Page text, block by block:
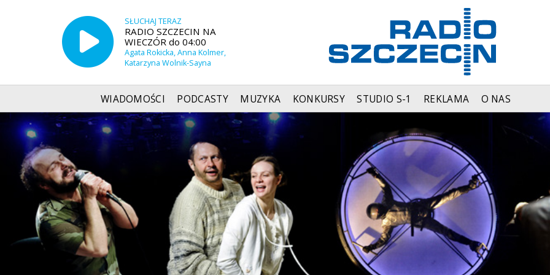
SŁUCHAJ TERAZ
RADIO SZCZECIN NA
WIECZÓR do 04:00
Agata Rokicka, Anna Kolmer,
Katarzyna Wolnik-Sayna
WIADOMOŚCI PODCASTY MUZYKA KONKURSY STUDIO S-1 REKLAMA O NAS